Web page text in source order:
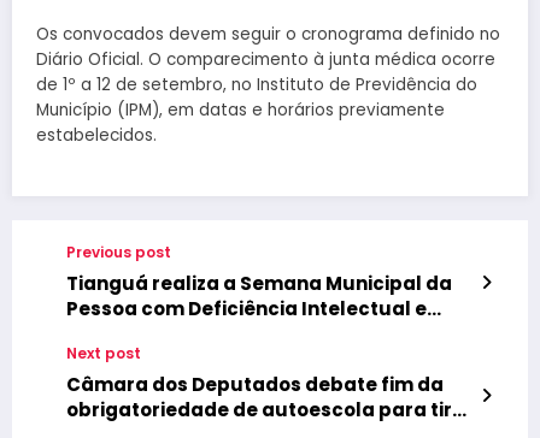
Os convocados devem seguir o cronograma definido no
Diário Oficial. O comparecimento à junta médica ocorre
de 1º a 12 de setembro, no Instituto de Previdência do
Município (IPM), em datas e horários previamente
estabelecidos.
Previous post
Tianguá realiza a Semana Municipal da
Pessoa com Deficiência Intelectual e
Next post
Câmara dos Deputados debate fim da
obrigatoriedade de autoescola para tirar